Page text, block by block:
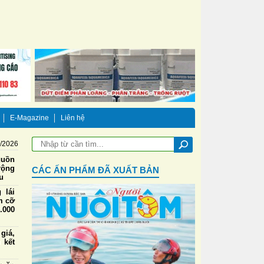
E-Magazine Liên hệ
2026
lái
cỡ
kết
CÁC ẤN PHẨM ĐÃ XUẤT BẢN